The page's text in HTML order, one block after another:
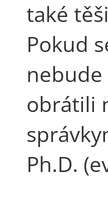
také
Pokud
obrátili
Ph.D.